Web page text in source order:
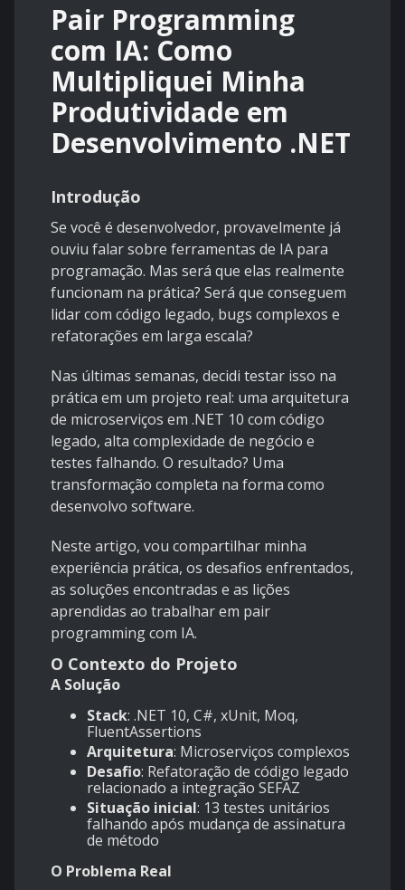
Pair Programming
com IA: Como
Multipliquei Minha
Produtividade em
Desenvolvimento .NET
Introdução
Se você é desenvolvedor, provavelmente já
ouviu falar sobre ferramentas de IA para
programação. Mas será que elas realmente
funcionam na prática? Será que conseguem
lidar com código legado, bugs complexos e
refatorações em larga escala?
Nas últimas semanas, decidi testar isso na
prática em um projeto real: uma arquitetura
de microserviços em .NET 10 com código
legado, alta complexidade de negócio e
testes falhando. O resultado? Uma
transformação completa na forma como
desenvolvo software.
Neste artigo, vou compartilhar minha
experiência prática, os desafios enfrentados,
as soluções encontradas e as lições
aprendidas ao trabalhar em pair
programming com IA.
O Contexto do Projeto
A Solução
Stack: .NET 10, C#, xUnit, Moq,
FluentAssertions
Arquitetura: Microserviços complexos
Desafio: Refatoração de código legado
relacionado a integração SEFAZ
Situação inicial: 13 testes unitários
falhando após mudança de assinatura
de método
O Problema Real